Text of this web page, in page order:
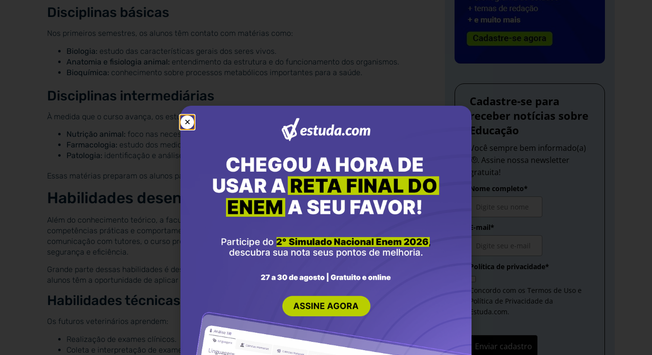
Disciplinas básicas
Nos primeiros semestres, os alunos têm contato com matérias como:
Biologia: estudo das características gerais dos seres vivos.
Anatomia e fisiologia animal: entendimento da estrutura e do funcionamento dos organismos.
Bioquímica: conhecimento sobre processos metabólicos importantes para a saúde.
Disciplinas intermediárias
À medida que o curso avança, os estudantes começam a explorar temas mais específicos, como:
Nutrição animal: foco nas necessidades alimentares de diferentes espécies.
Farmacologia: estudo dos medicamentos usados para tratar animais.
Patologia: identificação e análise de doenças.
Essas matérias preparam os alunos para lidar com casos clínicos e outros desafios profissionais.
Habilidades desenvolvidas durante o curso
Além do conhecimento teórico, a faculdade de Medicina Veterinária oferece a oportunidade de desenvolver
competências práticas e comportamentais. Desde o diagnóstico de doenças até o manejo animal e a
comunicação com tutores, o curso prepara os estudantes para enfrentar diferentes cenários com
segurança e eficiência.
Grande parte dessas habilidades é desenvolvida em aulas práticas e no estágio supervisionado, onde os
alunos têm a oportunidade de aplicar seus conhecimentos em situações reais.
Habilidades técnicas
Os futuros veterinários aprendem:
Realização de exames clínicos.
Coleta e interpretação de exames laboratoriais.
Cadastre-se para
receber notícias sobre
Educação
Você sempre bem informado(a)
🫡. Assine nossa newsletter
gratuita!
Nome completo*
E-mail*
Política de privacidade*
Concordo com os Termos de Uso e
Política de Privacidade da
Estuda.com.
Enviar cadastro